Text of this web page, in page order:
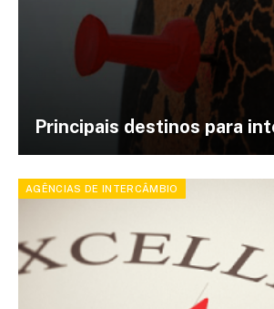
Principais destinos para
AGÊNCIAS DE INTERCÂMBIO